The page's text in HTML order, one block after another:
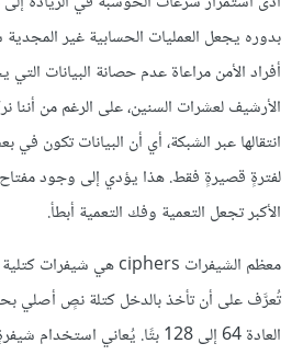
بدوره يجعل العمليات الحسابية غير
أفراد الأمن مراعاة عدم حصانة البيانات
الأرشيف لعشرات السنين، على الرغم من أننا
انتقالها عبر الشبكة، أي أن البيانات تكون
لفترةٍ قصيرةٍ فقط. هذا يؤدي إلى وجود مفتاح
الأكبر تجعل التعمية وفك التعمية أبطأ.
تُعرَّف على أن تأخذ بالدخل كتلة نصٍ أصلي
العادة 64 إلى 128 بتًا. يُعاني